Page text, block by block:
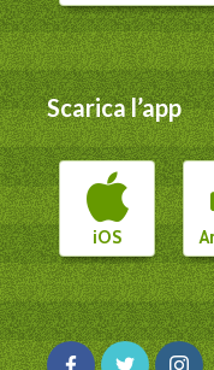
Scarica l’app
iOS